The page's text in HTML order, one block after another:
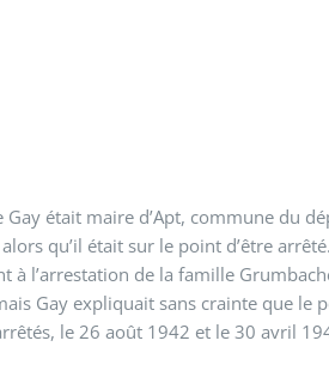
était maire d’Apt, commune du
qu’il était sur le point d’être
à l’arrestation de la famille
Gay expliquait sans crainte que
le 26 août 1942 et le 30 avril